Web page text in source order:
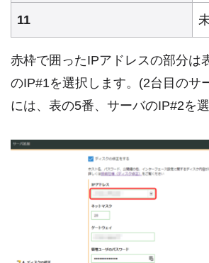
11
赤枠で囲ったIPアドレスの部分は
のIP#1を選択します。(2台目のサ
には、表の5番、サーバのIP#2を